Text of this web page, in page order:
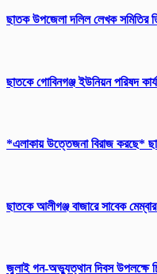
ছাতক উপজেলা দলিল লেখক সমিতির
ছাতকে গোবিনগঞ্জ ইউনিয়ন পরিষদ
*এলাকায় উত্তেজনা বিরাজ করছে*
ছাতকে আলীগঞ্জ বাজারে সাবেক
জুলাই গন-অভ্যুত্থান দিবস উপলক্ষে